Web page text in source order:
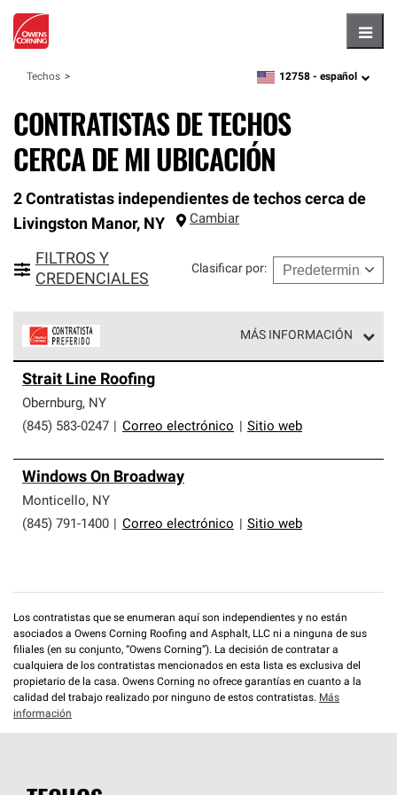
Techos zipcode,language
12758 - español
CONTRATISTAS DE TECHOS
CERCA DE MI UBICACIÓN
2 Contratistas independientes de techos cerca de
Livingston Manor, NY Cambiar
FILTROS Y
CREDENCIALES
Clasificar por:
MÁS INFORMACIÓN
parte de una red exclusiva de profesionales de techos
que cumplen con altos estándares y requisitos estrictos
de profesionalismo y confiabilidad.
Strait Line Roofing
Obernburg, NY
(845) 583-0247
Correo electrónico Sitio web
Windows On Broadway
Monticello, NY
(845) 791-1400
Correo electrónico Sitio web
Los contratistas que se enumeran aquí son independientes y no están
asociados a Owens Corning Roofing and Asphalt, LLC ni a ninguna de sus
filiales (en su conjunto, “Owens Corning”). La decisión de contratar a
cualquiera de los contratistas mencionados en esta lista es exclusiva del
propietario de la casa. Owens Corning no ofrece garantías en cuanto a la
calidad del trabajo realizado por ninguno de estos contratistas. Más
información